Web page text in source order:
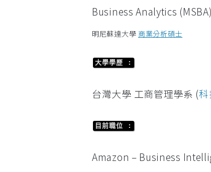
Business Analytics (MSBA)
明尼蘇達大學 商業分析碩士
大學學歷 :
台灣大學 工商管理學系 (
目前職位 :
Amazon – Business